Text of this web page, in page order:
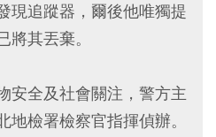
現追蹤器，爾後他唯獨提
其丟棄。
安全及社會關注，警方主
檢署檢察官指揮偵辦。